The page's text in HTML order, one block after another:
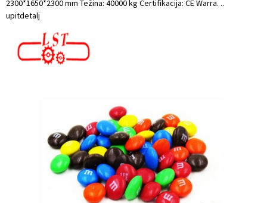
2300*1650*2300 mm Težina: 40000 kg Certifikacija: CE Warra. ..
upitdetalj